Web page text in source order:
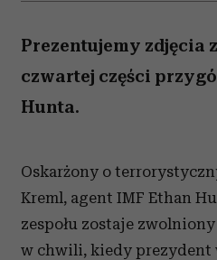
Prezentujemy zdjęcia
czwartej części
Hunta.
Oskarżony o
Kreml, agent IMF Ethan
zespołu zostaje
w chwili, kiedy prezydent